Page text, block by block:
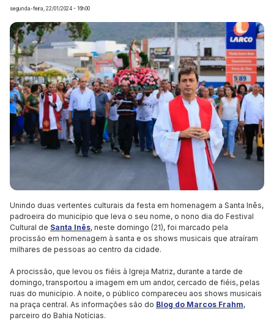
segunda-feira, 22/01/2024 - 16h00
Unindo duas vertentes culturais da festa em homenagem a Santa Inês,
padroeira do município que leva o seu nome, o nono dia do Festival
Cultural de Santa Inês, neste domingo (21), foi marcado pela
procissão em homenagem à santa e os shows musicais que atraíram
milhares de pessoas ao centro da cidade.
A procissão, que levou os fiéis à Igreja Matriz, durante a tarde de
domingo, transportou a imagem em um andor, cercado de fiéis, pelas
ruas do município. A noite, o público compareceu aos shows musicais
na praça central. As informações são do Blog do Marcos Frahm,
parceiro do Bahia Notícias.